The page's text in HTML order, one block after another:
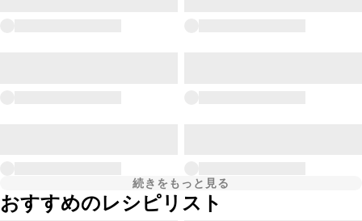
続きをもっと見る
おすすめのレシピリスト